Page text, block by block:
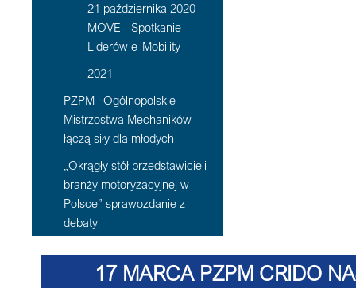
21 października 2020
MOVE - Spotkanie
Liderów e-Mobility
2021
PZPM i Ogólnopolskie
Mistrzostwa Mechaników
łączą siły dla młodych
„Okrągły stół przedstawicieli
branży motoryzacyjnej w
Polsce” sprawozdanie z
debaty
17 MARCA PZPM CRIDO